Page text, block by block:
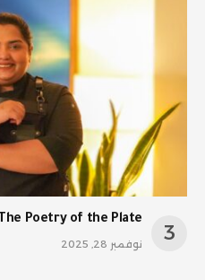
The Poetry of the Plate
نوفمبر 28, 2025